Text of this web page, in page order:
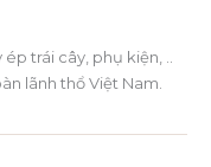
trái cây, phụ kiện, ..
lãnh thổ Việt Nam.